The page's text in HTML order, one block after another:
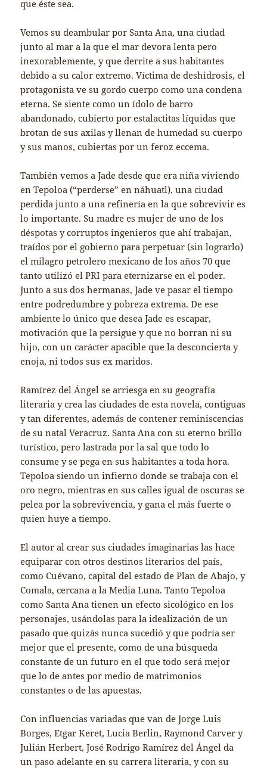
que éste sea.
Vemos su deambular por Santa Ana, una ciudad
junto al mar a la que el mar devora lenta pero
inexorablemente, y que derrite a sus habitantes
debido a su calor extremo. Víctima de deshidrosis, el
protagonista ve su gordo cuerpo como una condena
eterna. Se siente como un ídolo de barro
abandonado, cubierto por estalactitas líquidas que
brotan de sus axilas y llenan de humedad su cuerpo
y sus manos, cubiertas por un feroz eccema.
También vemos a Jade desde que era niña viviendo
en Tepoloa (“perderse” en náhuatl), una ciudad
perdida junto a una refinería en la que sobrevivir es
lo importante. Su madre es mujer de uno de los
déspotas y corruptos ingenieros que ahí trabajan,
traídos por el gobierno para perpetuar (sin lograrlo)
el milagro petrolero mexicano de los años 70 que
tanto utilizó el PRI para eternizarse en el poder.
Junto a sus dos hermanas, Jade ve pasar el tiempo
entre podredumbre y pobreza extrema. De ese
ambiente lo único que desea Jade es escapar,
motivación que la persigue y que no borran ni su
hijo, con un carácter apacible que la desconcierta y
enoja, ni todos sus ex maridos.
Ramírez del Ángel se arriesga en su geografía
literaria y crea las ciudades de esta novela, contiguas
y tan diferentes, además de contener reminiscencias
de su natal Veracruz. Santa Ana con su eterno brillo
turístico, pero lastrada por la sal que todo lo
consume y se pega en sus habitantes a toda hora.
Tepoloa siendo un infierno donde se trabaja con el
oro negro, mientras en sus calles igual de oscuras se
pelea por la sobrevivencia, y gana el más fuerte o
quien huye a tiempo.
El autor al crear sus ciudades imaginarias las hace
equiparar con otros destinos literarios del país,
como Cuévano, capital del estado de Plan de Abajo, y
Comala, cercana a la Media Luna. Tanto Tepoloa
como Santa Ana tienen un efecto sicológico en los
personajes, usándolas para la idealización de un
pasado que quizás nunca sucedió y que podría ser
mejor que el presente, como de una búsqueda
constante de un futuro en el que todo será mejor
que lo de antes por medio de matrimonios
constantes o de las apuestas.
Con influencias variadas que van de Jorge Luis
Borges, Etgar Keret, Lucia Berlin, Raymond Carver y
Julián Herbert, José Rodrigo Ramírez del Ángel da
un paso adelante en su carrera literaria, y con su